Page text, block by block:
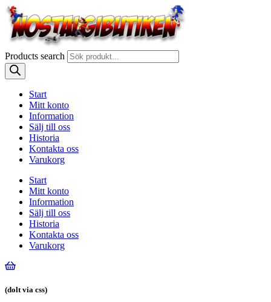
Products search
Start
Mitt konto
Information
Sälj till oss
Historia
Kontakta oss
Varukorg
Start
Mitt konto
Information
Sälj till oss
Historia
Kontakta oss
Varukorg
(dolt via css)